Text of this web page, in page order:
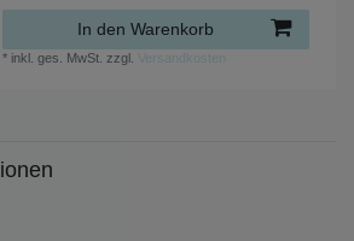
In den Warenkorb
* inkl. ges. MwSt. zzgl. Versandkosten